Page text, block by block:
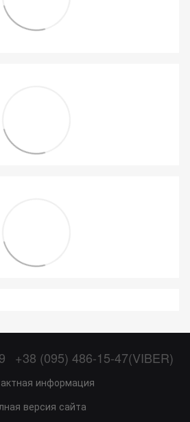
+38 (095) 486-15-47(VIBER)
информация
версия сайта